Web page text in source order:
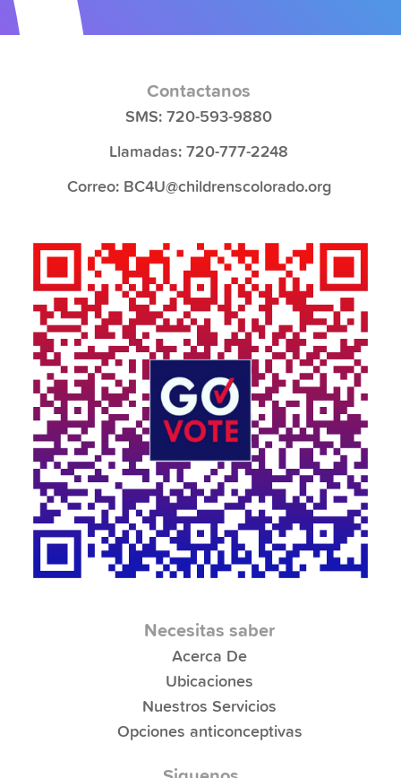
Contactanos
SMS: 720-593-9880
Llamadas: 720-777-2248
Correo: BC4U@childrenscolorado.org
Necesitas saber
Acerca De
Ubicaciones
Nuestros Servicios
Opciones anticonceptivas
Siguenos